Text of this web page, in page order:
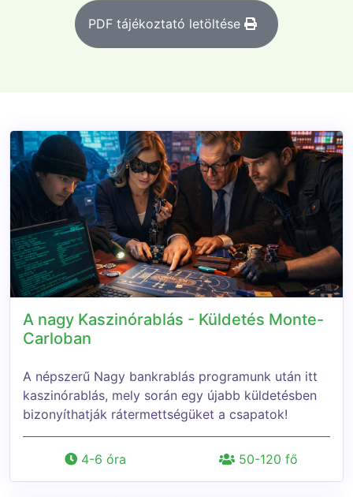
PDF tájékoztató letöltése
A nagy Kaszinórablás - Küldetés Monte-
Carloban
A népszerű Nagy bankrablás programunk után itt
kaszinórablás, mely során egy újabb küldetésben
bizonyíthatják rátermettségüket a csapatok!
4-6 óra 50-120 fő